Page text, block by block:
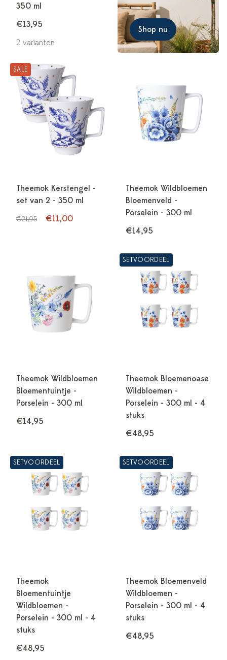
350 ml
€13,95
2 varianten
Shop nu
SALE
Theemok Kerstengel -
set van 2 - 350 ml
€21,95 €11,00
Theemok Wildbloemen
Bloemenveld -
Porselein - 300 ml
€14,95
Theemok Wildbloemen
Bloementuintje -
Porselein - 300 ml
€14,95
SETVOORDEEL
Theemok Bloemenoase
Wildbloemen -
Porselein - 300 ml - 4
stuks
€48,95
SETVOORDEEL
Theemok
Bloementuintje
Wildbloemen -
Porselein - 300 ml - 4
stuks
€48,95
SETVOORDEEL
Theemok Bloemenveld
Wildbloemen -
Porselein - 300 ml - 4
stuks
€48,95